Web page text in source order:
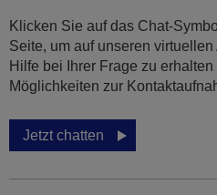
Klicken Sie auf das Chat-
Seite, um auf unseren
Hilfe bei Ihrer Frage zu
Möglichkeiten zur
Jetzt chatten